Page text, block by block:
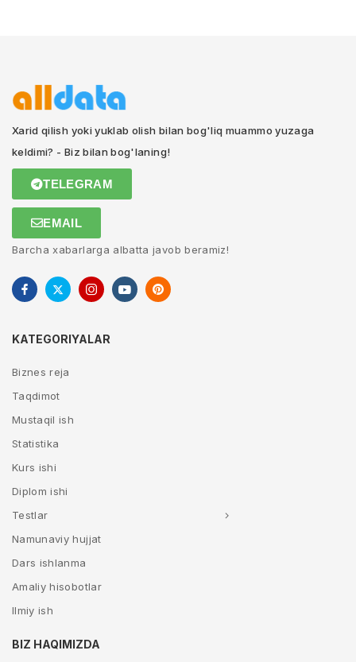
Xarid qilish yoki yuklab olish bilan bog'liq muammo yuzaga
keldimi? - Biz bilan bog'laning!
TELEGRAM
EMAIL
Barcha xabarlarga albatta javob beramiz!
KATEGORIYALAR
Biznes reja
Taqdimot
Mustaqil ish
Statistika
Kurs ishi
Diplom ishi
Testlar
Namunaviy hujjat
Dars ishlanma
Amaliy hisobotlar
Ilmiy ish
BIZ HAQIMIZDA